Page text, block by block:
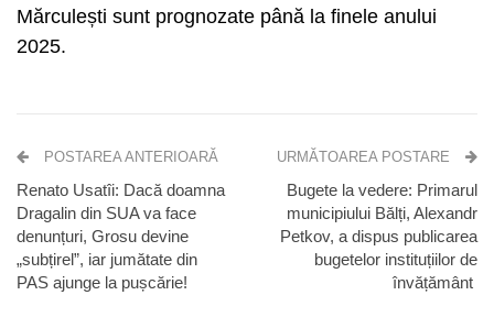
Mărculești sunt prognozate până la finele anului
2025.
POSTAREA ANTERIOARĂ
Renato Usatîi: Dacă doamna
Dragalin din SUA va face
denunțuri, Grosu devine
„subțirel”, iar jumătate din
PAS ajunge la pușcărie!
URMĂTOAREA POSTARE
Bugete la vedere: Primarul
municipiului Bălți, Alexandr
Petkov, a dispus publicarea
bugetelor instituțiilor de
învățământ